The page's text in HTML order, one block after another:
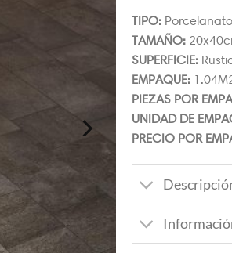
TIPO:
TAMAÑO:
SUPERFICIE:
EMPAQUE:
PIEZAS POR
UNIDAD DE
PRECIO POR